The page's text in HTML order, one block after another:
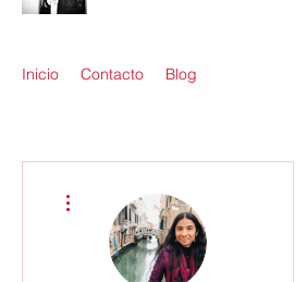
Inicio Contacto Blog